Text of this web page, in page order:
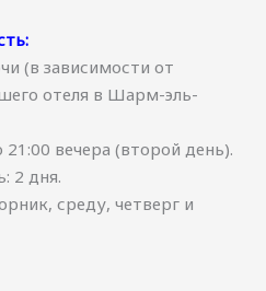
(в зависимости от
отеля в Шарм-эль-
вечера (второй день).
2 дня.
среду, четверг и